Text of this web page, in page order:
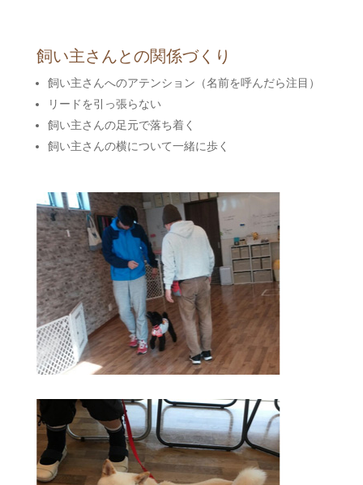
飼い主さんとの関係づくり
飼い主さんへのアテンション（名前を呼んだら注目）
リードを引っ張らない
飼い主さんの足元で落ち着く
飼い主さんの横について一緒に歩く